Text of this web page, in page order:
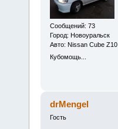
Сообщений: 73
Город: Новоуральск
Авто: Nissan Cube Z10
Кубомощь...
drMengel
Гость